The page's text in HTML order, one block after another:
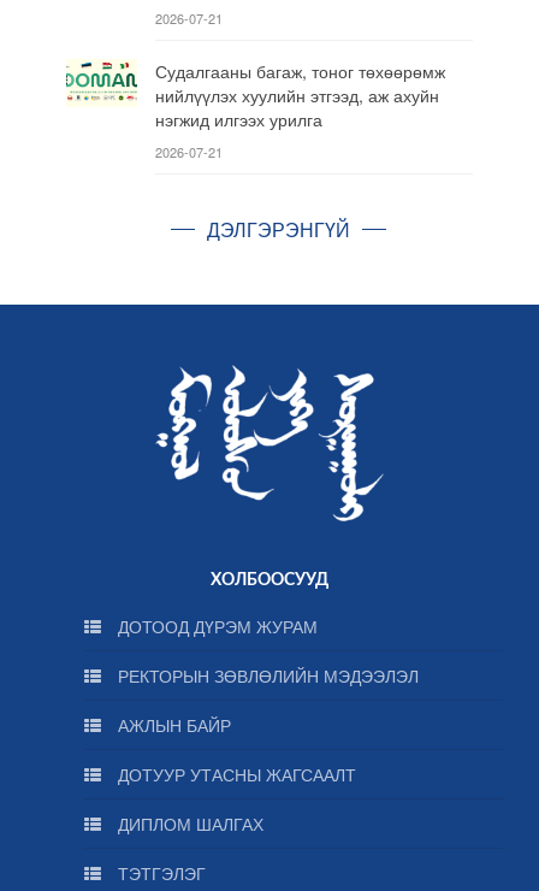
2026-07-21
Судалгааны багаж, тоног төхөөрөмж
нийлүүлэх хуулийн этгээд, аж ахуйн
нэгжид илгээх урилга
2026-07-21
ДЭЛГЭРЭНГҮЙ
ХОЛБООСУУД
ДОТООД ДҮРЭМ ЖУРАМ
РЕКТОРЫН ЗӨВЛӨЛИЙН МЭДЭЭЛЭЛ
АЖЛЫН БАЙР
ДОТУУР УТАСНЫ ЖАГСААЛТ
ДИПЛОМ ШАЛГАХ
ТЭТГЭЛЭГ